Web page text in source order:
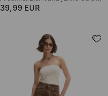
39,99 EUR